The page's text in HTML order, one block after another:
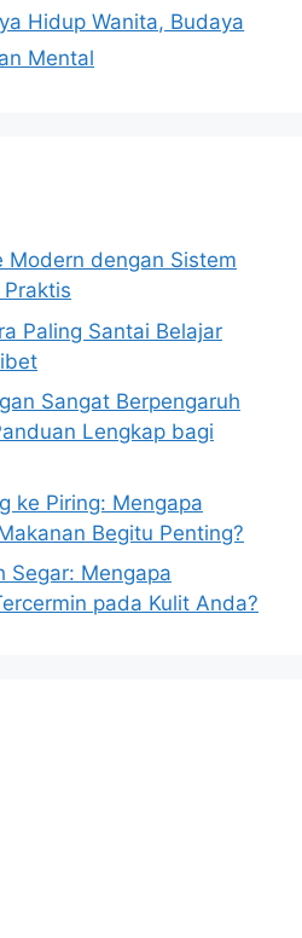
Hidup Wanita, Budaya
Mental
Modern dengan Sistem
Paling Santai Belajar
Sangat Berpengaruh
Lengkap bagi
ke Piring: Mengapa
Begitu Penting?
Segar: Mengapa
pada Kulit Anda?